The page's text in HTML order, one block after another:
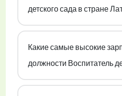
детского сада в стране
Какие самые высокие
должности Воспитатель